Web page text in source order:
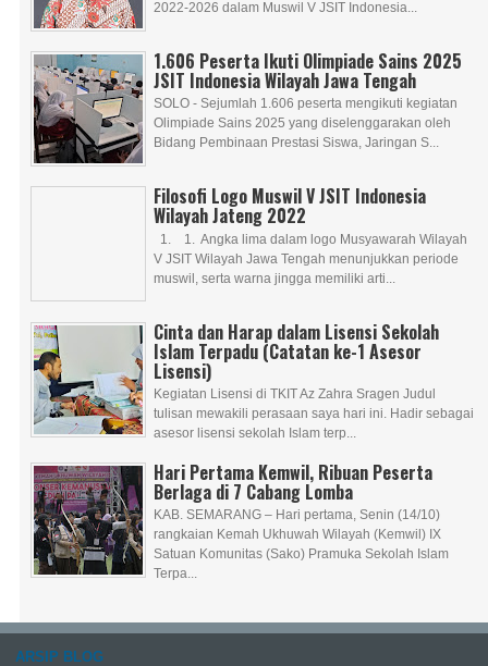
2022-2026 dalam Muswil V JSIT Indonesia...
1.606 Peserta Ikuti Olimpiade Sains 2025
JSIT Indonesia Wilayah Jawa Tengah
SOLO - Sejumlah 1.606 peserta mengikuti kegiatan
Olimpiade Sains 2025 yang diselenggarakan oleh
Bidang Pembinaan Prestasi Siswa, Jaringan S...
Filosofi Logo Muswil V JSIT Indonesia
Wilayah Jateng 2022
1. 1. Angka lima dalam logo Musyawarah Wilayah
V JSIT Wilayah Jawa Tengah menunjukkan periode
muswil, serta warna jingga memiliki arti...
Cinta dan Harap dalam Lisensi Sekolah
Islam Terpadu (Catatan ke-1 Asesor
Lisensi)
Kegiatan Lisensi di TKIT Az Zahra Sragen Judul
tulisan mewakili perasaan saya hari ini. Hadir sebagai
asesor lisensi sekolah Islam terp...
Hari Pertama Kemwil, Ribuan Peserta
Berlaga di 7 Cabang Lomba
KAB. SEMARANG – Hari pertama, Senin (14/10)
rangkaian Kemah Ukhuwah Wilayah (Kemwil) IX
Satuan Komunitas (Sako) Pramuka Sekolah Islam
Terpa...
ARSIP BLOG